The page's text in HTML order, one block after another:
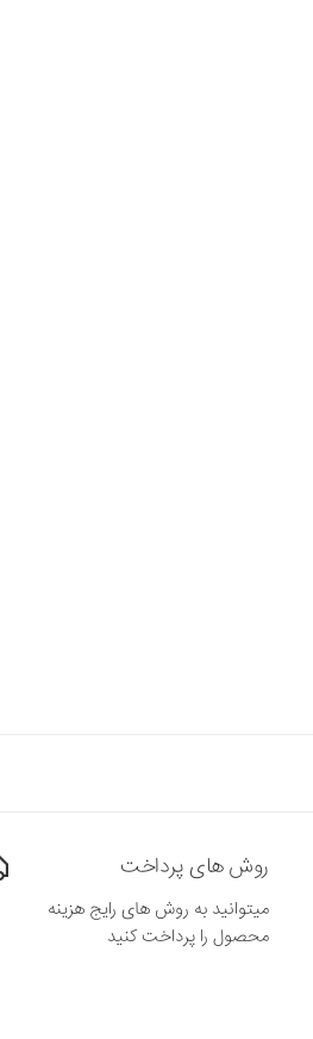
روش های پرداخت
میتوانید به روش های رایج هزینه
محصول را پرداخت کنید